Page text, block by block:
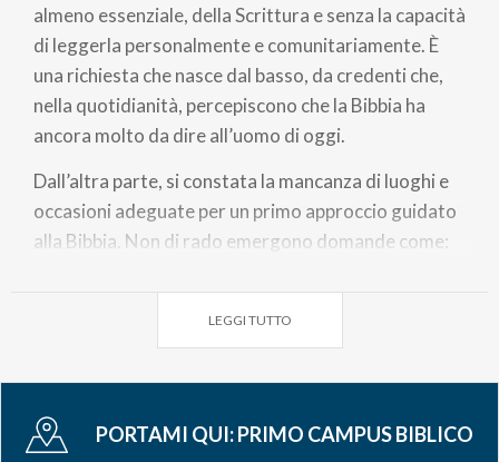
almeno essenziale, della Scrittura e senza la capacità
di leggerla personalmente e comunitariamente. È
una richiesta che nasce dal basso, da credenti che,
nella quotidianità, percepiscono che la Bibbia ha
ancora molto da dire all’uomo di oggi.
Dall’altra parte, si constata la mancanza di luoghi e
occasioni adeguate per un primo approccio guidato
alla Bibbia. Non di rado emergono domande come:
per iniziare?”. A queste domande il Campus intende
LEGGI TUTTO
PORTAMI QUI:PRIMO CAMPUS BIBLICO